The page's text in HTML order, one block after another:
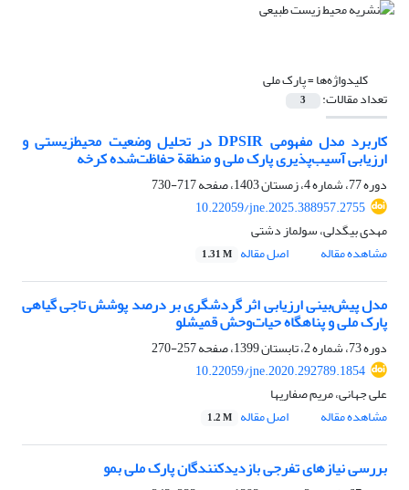
کلیدواژه‌ها =پارک ملی
تعداد مقالات: 3
کاربرد مدل مفهومی DPSIR در تحلیل وضعیت محیطزیستی و
ارزیابی آسیب‌پذیری پارک ملی و منطقة حفاظت‌شده کرخه
دوره 77، شماره 4، زمستان 1403، صفحه
717-730
10.22059/jne.2025.388957.2755
مهدی بیگدلی، سولماز دشتی
مشاهده مقاله
اصل مقاله 1.31 M
مدل پیش‌بینی ارزیابی اثر گردشگری بر درصد پوشش تاجی گیاهی
پارک ملی و پناهگاه حیات‌وحش قمیشلو
دوره 73، شماره 2، تابستان 1399، صفحه
257-270
10.22059/jne.2020.292789.1854
علی جهانی، مریم صفاریها
مشاهده مقاله
اصل مقاله 1.2 M
بررسی نیازهای تفرجی بازدیدکنندگان پارک ملی بمو